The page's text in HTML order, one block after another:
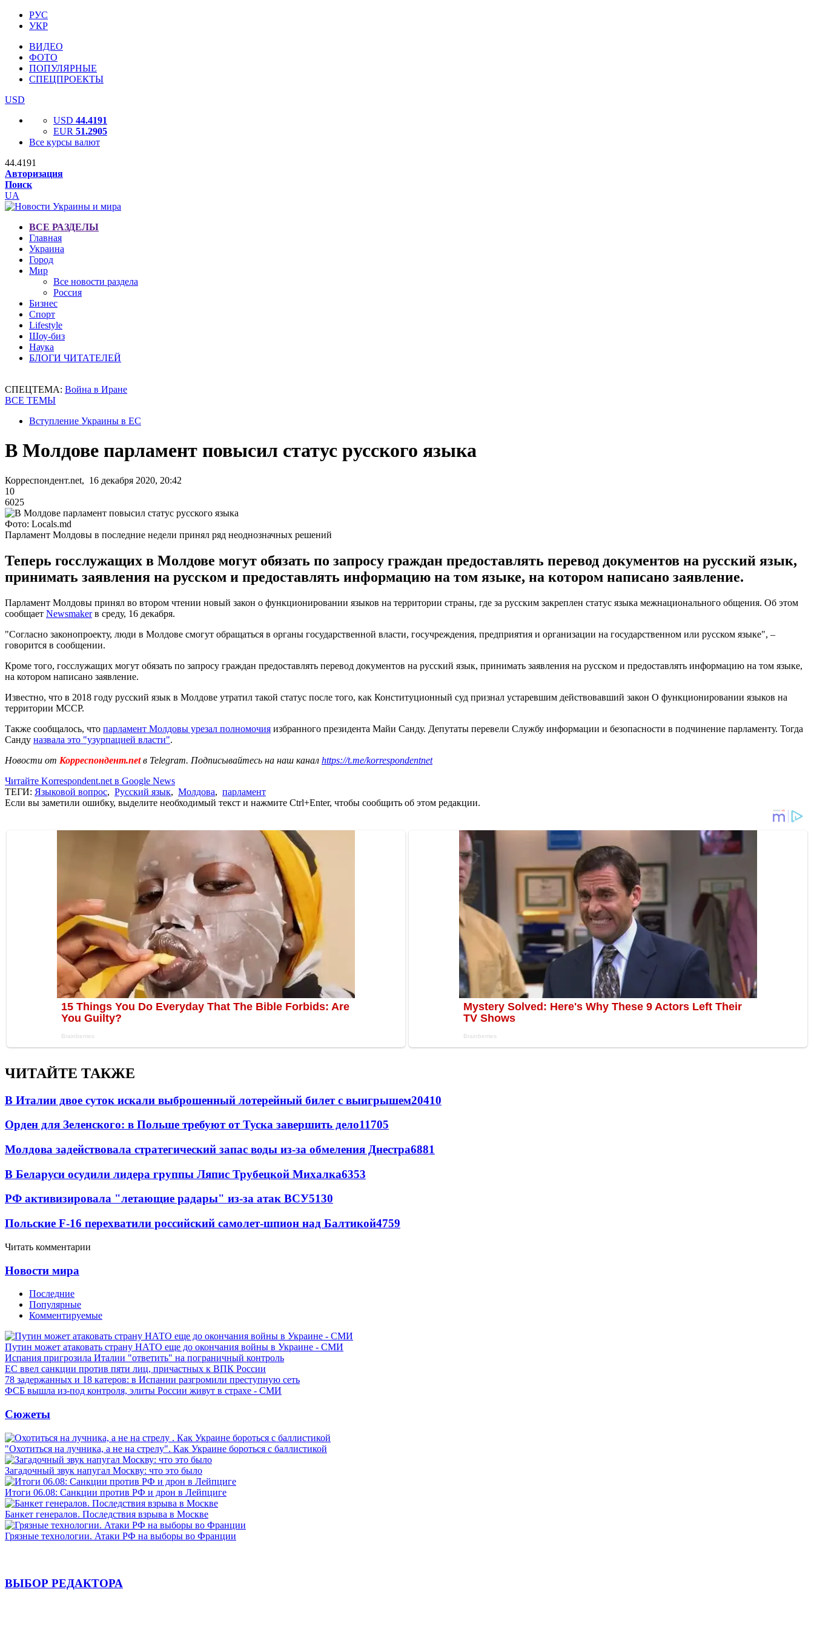
РУС
УКР
ВИДЕО
ФОТО
ПОПУЛЯРНЫЕ
СПЕЦПРОЕКТЫ
USD
USD 44.4191
EUR 51.2905
Все курсы валют
44.4191
Авторизация
Поиск
UA
ВСЕ РАЗДЕЛЫ
Главная
Украина
Город
Мир
Все новости раздела
Россия
Бизнес
Спорт
Lifestyle
Шоу-биз
Наука
БЛОГИ ЧИТАТЕЛЕЙ
СПЕЦТЕМА: Война в Иране
ВСЕ ТЕМЫ
Вступление Украины в ЕС
В Молдове парламент повысил статус русского языка
Корреспондент.net, 16 декабря 2020, 20:42
10
6025
Фото: Locals.md
Парламент Молдовы в последние недели принял ряд неоднозначных решений
Теперь госслужащих в Молдове могут обязать по запросу граждан предоставлять перевод документов на русский язык,
принимать заявления на русском и предоставлять информацию на том языке, на котором написано заявление.
Парламент Молдовы принял во втором чтении новый закон о функционировании языков на территории страны, где за русским закреплен статус языка межнационального общения. Об этом
сообщает Newsmakerв среду, 16 декабря.
"Согласно законопроекту, люди в Молдове смогут обращаться в органы государственной власти, госучреждения, предприятия и организации на государственном или русском языке", –
говорится в сообщении.
Кроме того, госслужащих могут обязать по запросу граждан предоставлять перевод документов на русский язык, принимать заявления на русском и предоставлять информацию на том языке,
на котором написано заявление.
Известно, что в 2018 году русский язык в Молдове утратил такой статус после того, как Конституционный суд признал устаревшим действовавший закон О функционировании языков на
территории МССР.
Также сообщалось, что парламент Молдовы урезал полномочия избранного президента Майи Санду. Депутаты перевели Службу информации и безопасности в подчинение парламенту. Тогда
Санду назвала это "узурпацией власти".
Новости от Корреспондент.netв Telegram. Подписывайтесь на наш канал https://t.me/korrespondentnet
Читайте Korrespondent.net в Google News
ТЕГИ: Языковой вопрос, Русский язык, Молдова, парламент
Если вы заметили ошибку, выделите необходимый текст и нажмите Ctrl+Enter, чтобы сообщить об этом редакции.
ЧИТАЙТЕ ТАКЖЕ
В Италии двое суток искали выброшенный лотерейный билет с выигрышем20410
Орден для Зеленского: в Польше требуют от Туска завершить дело11705
Молдова задействовала стратегический запас воды из-за обмеления Днестра6881
В Беларуси осудили лидера группы Ляпис Трубецкой Михалка6353
РФ активизировала "летающие радары" из-за атак ВСУ5130
Польские F-16 перехватили российский самолет-шпион над Балтикой4759
Читать комментарии
Новости мира
Последние
Популярные
Комментируемые
Путин может атаковать страну НАТО еще до окончания войны в Украине - СМИ
Испания пригрозила Италии "ответить" на пограничный контроль
ЕС ввел санкции против пяти лиц, причастных к ВПК России
78 задержанных и 18 катеров: в Испании разгромили преступную сеть
ФСБ вышла из-под контроля, элиты России живут в страхе - СМИ
Сюжеты
"Охотиться на лучника, а не на стрелу". Как Украине бороться с баллистикой
Загадочный звук напугал Москву: что это было
Итоги 06.08: Санкции против РФ и дрон в Лейпциге
Банкет генералов. Последствия взрыва в Москве
Грязные технологии. Атаки РФ на выборы во Франции
ВЫБОР РЕДАКТОРА